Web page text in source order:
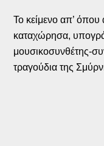
Το κείμενο απ’
καταχώρησα,
μουσικοσυνθέτης-
τραγούδια της